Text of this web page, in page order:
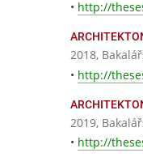
• http://
2018,
• http://
2019,
• http://